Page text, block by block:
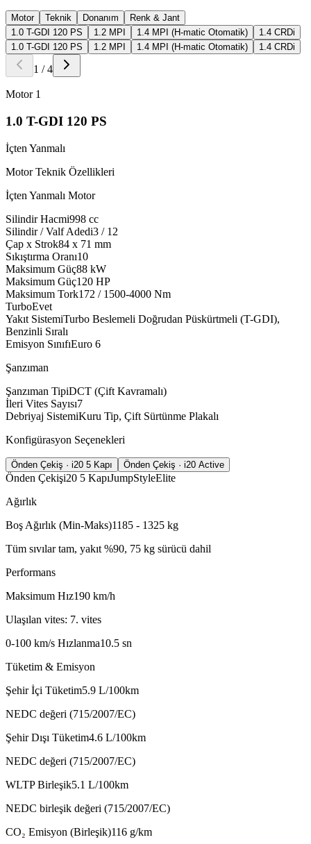
Motor Teknik Donanım
Renk & Jant
1.0 T-GDI 120 PS
1.2 MPI 1.4 MPI (H-matic Otomatik)
1.4 CRDi
1.0 T-GDI 120 PS
1.2 MPI 1.4 MPI (H-matic Otomatik) 1.4 CRDi
1 /4
Motor 1
1.0 T-GDI 120 PS
İçten Yanmalı
Motor Teknik Özellikleri
İçten Yanmalı Motor
Silindir Hacmi998 cc
Silindir / Valf Adedi3 / 12
Çap x Strok84 x 71 mm
Sıkıştırma Oranı10
Maksimum Güç88 kW
Maksimum Güç120 HP
Maksimum Tork172 / 1500-4000 Nm
TurboEvet
Yakıt SistemiTurbo Beslemeli Doğrudan Püskürtmeli (T-GDI),
Benzinli Sıralı
Emisyon SınıfıEuro 6
Şanzıman
Şanzıman TipiDCT (Çift Kavramalı)
İleri Vites Sayısı7
Debriyaj SistemiKuru Tip, Çift Sürtünme Plakalı
Konfigürasyon Seçenekleri
Önden Çekiş · i20 5 Kapı Önden Çekiş · i20 Active
Önden Çekişi20 5 KapıJumpStyleElite
Ağırlık
Boş Ağırlık (Min-Maks)1185 - 1325 kg
Tüm sıvılar tam, yakıt %90, 75 kg sürücü dahil
Performans
Maksimum Hız190 km/h
Ulaşılan vites: 7. vites
0-100 km/s Hızlanma10.5 sn
Tüketim & Emisyon
Şehir İçi Tüketim5.9 L/100km
NEDC değeri (715/2007/EC)
Şehir Dışı Tüketim4.6 L/100km
NEDC değeri (715/2007/EC)
WLTP Birleşik5.1 L/100km
NEDC birleşik değeri (715/2007/EC)
CO₂ Emisyon (Birleşik)116 g/km